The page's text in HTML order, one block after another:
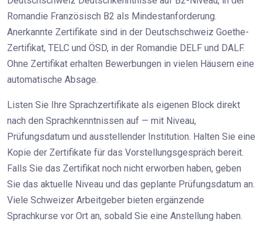
Romandie Französisch B2 als Mindestanforderung.
Anerkannte Zertifikate sind in der Deutschschweiz Goethe-
Zertifikat, TELC und ÖSD, in der Romandie DELF und DALF.
Ohne Zertifikat erhalten Bewerbungen in vielen Häusern eine
automatische Absage.
Listen Sie Ihre Sprachzertifikate als eigenen Block direkt
nach den Sprachkenntnissen auf — mit Niveau,
Prüfungsdatum und ausstellender Institution. Halten Sie eine
Kopie der Zertifikate für das Vorstellungsgespräch bereit.
Falls Sie das Zertifikat noch nicht erworben haben, geben
Sie das aktuelle Niveau und das geplante Prüfungsdatum an.
Viele Schweizer Arbeitgeber bieten ergänzende
Sprachkurse vor Ort an, sobald Sie eine Anstellung haben.